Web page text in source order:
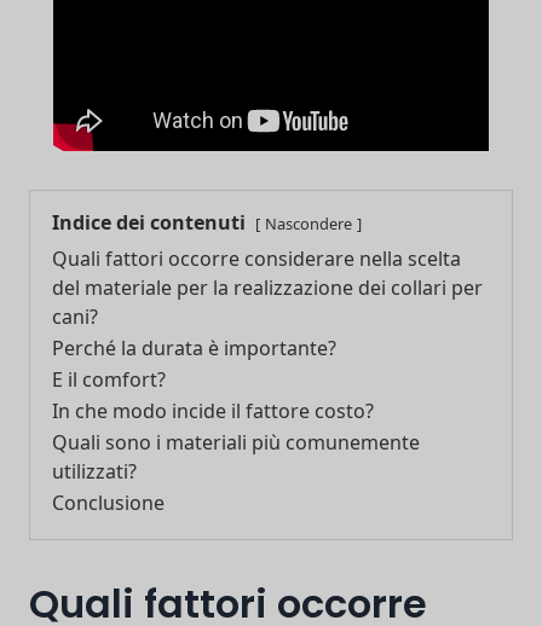
Indice dei contenuti Nascondere
Quali fattori occorre considerare nella scelta
del materiale per la realizzazione dei collari per
cani?
Perché la durata è importante?
E il comfort?
In che modo incide il fattore costo?
Quali sono i materiali più comunemente
utilizzati?
Conclusione
Quali fattori occorre